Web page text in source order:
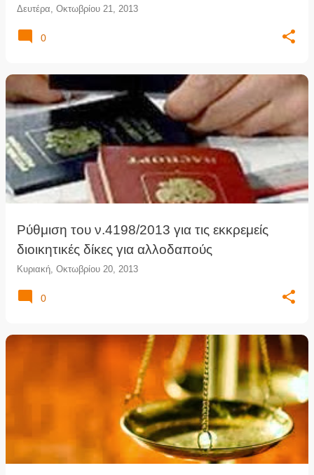
Δευτέρα, Οκτωβρίου 21, 2013
0
Ρύθμιση του ν.4198/2013 για τις εκκρεμείς
διοικητικές δίκες για αλλοδαπούς
Κυριακή, Οκτωβρίου 20, 2013
0